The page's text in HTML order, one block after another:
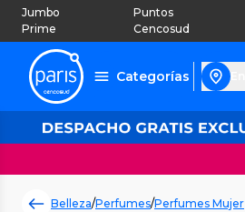
Jumbo
Prime
Puntos
Cencosud
Categorías
Belleza/Perfumes/Perfumes Mujer